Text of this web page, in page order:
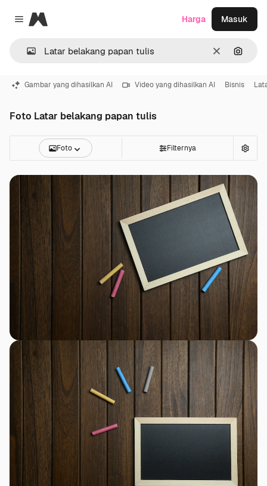
Close menu
Magnific
Jernih
Harga Masuk
Gambar yang dihasilkan AI Video yang dihasilkan AI Bisnis
Foto Latar belakang papan tulis
Foto Filternya